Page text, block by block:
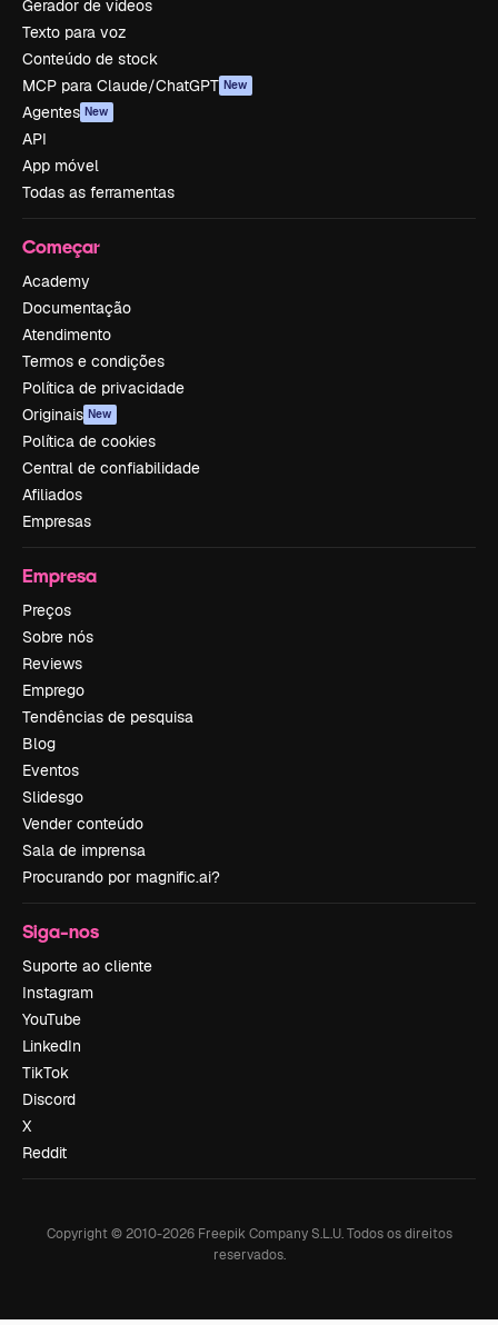
Gerador de vídeos
Texto para voz
Conteúdo de stock
MCP para Claude/ChatGPT New
Agentes New
API
App móvel
Todas as ferramentas
Começar
Academy
Documentação
Atendimento
Termos e condições
Política de privacidade
Originais New
Política de cookies
Central de confiabilidade
Afiliados
Empresas
Empresa
Preços
Sobre nós
Reviews
Emprego
Tendências de pesquisa
Blog
Eventos
Slidesgo
Vender conteúdo
Sala de imprensa
Procurando por magnific.ai?
Siga-nos
Suporte ao cliente
Instagram
YouTube
LinkedIn
TikTok
Discord
X
Reddit
Copyright © 2010-2026Freepik Company S.L.U. Todos os direitos
reservados.